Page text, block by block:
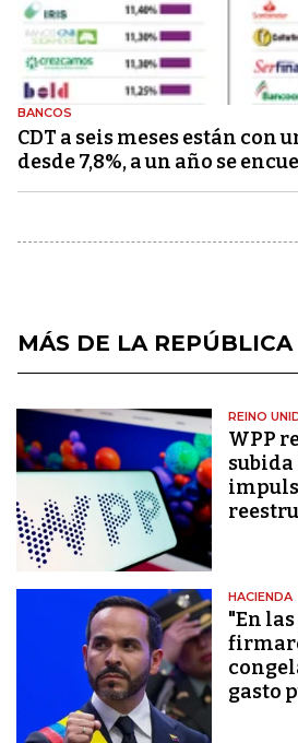
BANCOS
CDT a seis meses están con
desde 7,8%, a un año se
MÁS DE LA REPÚBLICA
REINO
WPP
HACIENDA
"En
gasto